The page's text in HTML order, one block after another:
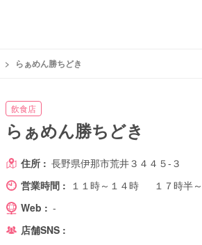
> らぁめん勝ちどき
飲食店
らぁめん勝ちどき
住所 : 長野県伊那市荒井３４４５-３
営業時間 : １１時～１４時 １７時半
Web : -
店舗SNS :